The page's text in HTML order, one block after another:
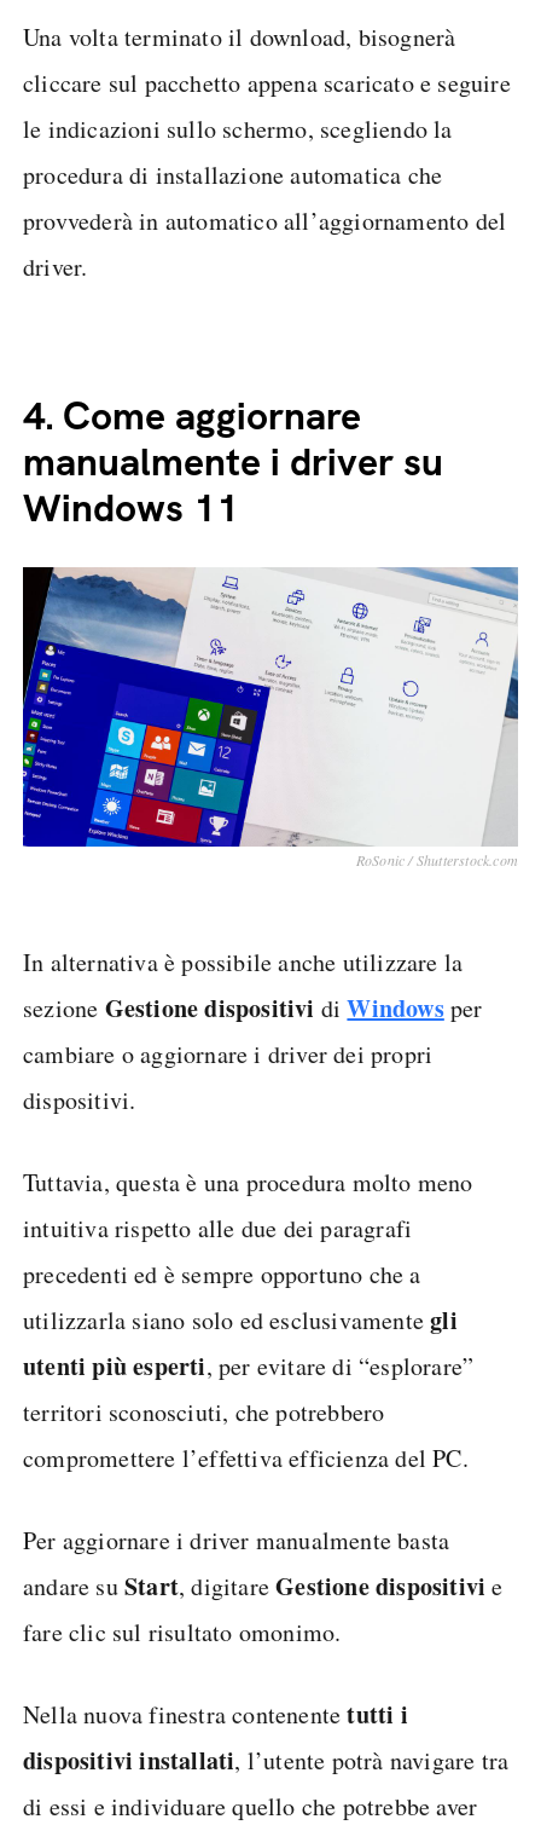
Una volta terminato il download, bisognerà
cliccare sul pacchetto appena scaricato e seguire
le indicazioni sullo schermo, scegliendo la
procedura di installazione automatica che
provvederà in automatico all’aggiornamento del
driver.
4. Come aggiornare
manualmente i driver su
Windows 11
RoSonic / Shutterstock.com
In alternativa è possibile anche utilizzare la
sezione Gestione dispositivi diWindowsper
cambiare o aggiornare i driver dei propri
dispositivi.
Tuttavia, questa è una procedura molto meno
intuitiva rispetto alle due dei paragrafi
precedenti ed è sempre opportuno che a
utilizzarla siano solo ed esclusivamentegli
utenti più esperti, per evitare di “esplorare”
territori sconosciuti, che potrebbero
compromettere l’effettiva efficienza del PC.
Per aggiornare i driver manualmente basta
andare suStart, digitareGestione dispositivi e
fare clic sul risultato omonimo.
Nella nuova finestra contenentetutti i
dispositivi installati, l’utente potrà navigare tra
di essi e individuare quello che potrebbe aver